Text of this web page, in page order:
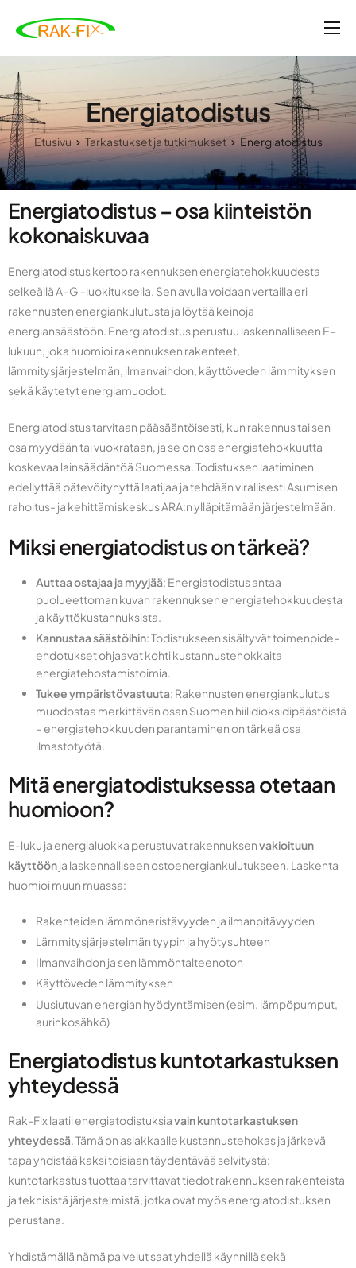
Etusivu
Tarkastukset ja tutkimukset
Valvonta- ja rakennuttamispalvelut
Ajankohtaista
Yritys
Ota yhteyttä
Energiatodistus
Etusivu Tarkastukset ja tutkimukset Energiatodistus
Energiatodistus – osa kiinteistön
kokonaiskuvaa
Energiatodistus kertoo rakennuksen energiatehokkuudesta
selkeällä A–G -luokituksella. Sen avulla voidaan vertailla eri
rakennusten energiankulutusta ja löytää keinoja
energiansäästöön. Energiatodistus perustuu laskennalliseen E-
lukuun, joka huomioi rakennuksen rakenteet,
lämmitysjärjestelmän, ilmanvaihdon, käyttöveden lämmityksen
sekä käytetyt energiamuodot.
Energiatodistus tarvitaan pääsääntöisesti, kun rakennus tai sen
osa myydään tai vuokrataan, ja se on osa energiatehokkuutta
koskevaa lainsäädäntöä Suomessa. Todistuksen laatiminen
edellyttää pätevöitynyttä laatijaa ja tehdään virallisesti Asumisen
rahoitus- ja kehittämiskeskus ARA:n ylläpitämään järjestelmään.
Miksi energiatodistus on tärkeä?
Auttaa ostajaa ja myyjää: Energiatodistus antaa
puolueettoman kuvan rakennuksen energiatehokkuudesta
ja käyttökustannuksista.
Kannustaa säästöihin: Todistukseen sisältyvät toimenpide-
ehdotukset ohjaavat kohti kustannustehokkaita
energiatehostamistoimia.
Tukee ympäristövastuuta: Rakennusten energiankulutus
muodostaa merkittävän osan Suomen hiilidioksidipäästöistä
– energiatehokkuuden parantaminen on tärkeä osa
ilmastotyötä.
Mitä energiatodistuksessa otetaan
huomioon?
E-luku ja energialuokka perustuvat rakennuksenvakioituun
käyttöönja laskennalliseen ostoenergiankulutukseen. Laskenta
huomioi muun muassa:
Rakenteiden lämmöneristävyyden ja ilmanpitävyyden
Lämmitysjärjestelmän tyypin ja hyötysuhteen
Ilmanvaihdon ja sen lämmöntalteenoton
Käyttöveden lämmityksen
Uusiutuvan energian hyödyntämisen (esim. lämpöpumput,
aurinkosähkö)
Energiatodistus kuntotarkastuksen
yhteydessä
Rak-Fix laatii energiatodistuksiavain kuntotarkastuksen
yhteydessä. Tämä on asiakkaalle kustannustehokas ja järkevä
tapa yhdistää kaksi toisiaan täydentävää selvitystä:
kuntotarkastus tuottaa tarvittavat tiedot rakennuksen rakenteista
ja teknisistä järjestelmistä, jotka ovat myös energiatodistuksen
perustana.
Yhdistämällä nämä palvelut saat yhdellä käynnillä sekä